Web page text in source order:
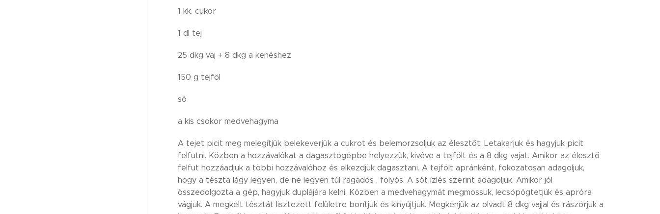
1 kk. cukor
1 dl tej
25 dkg vaj + 8 dkg a kenéshez
150 g tejföl
só
a kis csokor medvehagyma
A tejet picit meg melegítjük belekeverjük a cukrot és belemorzsoljuk az élesztőt. Letakarjuk és hagyjuk picit
felfutni. Közben a hozzávalókat a dagasztógépbe helyezzük, kivéve a tejfölt és a 8 dkg vajat. Amikor az élesztő
felfut hozzáadjuk a többi hozzávalóhoz és elkezdjük dagasztani. A tejfölt apránként, fokozatosan adagoljuk,
hogy a tészta lágy legyen, de ne legyen túl ragadós , folyós. A sót ízlés szerint adagoljuk. Amikor jól
összedolgozta a gép, hagyjuk duplájára kelni. Közben a medvehagymát megmossuk, lecsöpögtetjük és apróra
vágjuk. A megkelt tésztát lisztezett felületre borítjuk és kinyújtjuk. Megkenjük az olvadt 8 dkg vajjal és rászórjuk a